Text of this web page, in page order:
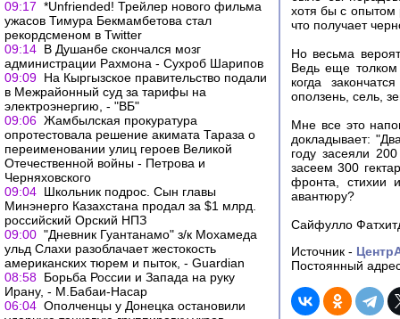
09:17 *Unfriended! Трейлер нового фильма
ужасов Тимура Бекмамбетова стал
рекордсменом в Twitter
09:14 В Душанбе скончался мозг
администрации Рахмона - Сухроб Шарипов
09:09 На Кыргызское правительство подали
в Межрайонный суд за тарифы на
электроэнергию, - "ВБ"
09:06 Жамбылская прокуратура
опротестовала решение акимата Тараза о
переименовании улиц героев Великой
Отечественной войны - Петрова и
Черняховского
09:04 Школьник подрос. Сын главы
Минэнерго Казахстана продал за $1 млрд.
российский Орский НПЗ
09:00 "Дневник Гуантанамо" з/к Мохамеда
ульд Слахи разоблачает жестокость
американских тюрем и пыток, - Guardian
08:58 Борьба России и Запада на руку
Ирану, - М.Бабаи-Насар
06:04 Ополченцы у Донецка остановили
хотя бы с опытом
что получает
Но весьма
Ведь еще толком
когда
оползень, сель,
Мне все это
докладывает:
году засеяли
засеем 300
фронта, стихии
авантюру?
Сайфулло
Источник -
Постоянный